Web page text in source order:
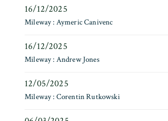
16/12/2025
Mileway : Aymeric Canivenc
16/12/2025
Mileway : Andrew Jones
12/05/2025
Mileway : Corentin Rutkowski